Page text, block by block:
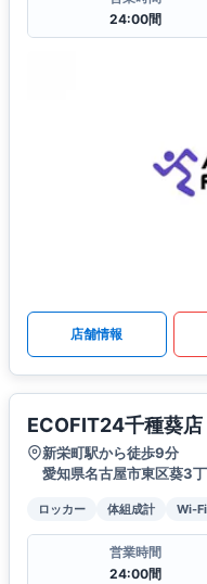
24:00間
店舗情報
ECOFIT24千種葵店
新栄町駅から徒歩9分
愛知県名古屋市東区葵3
ロッカー 体組成計 Wi-Fi
営業時間
24:00間